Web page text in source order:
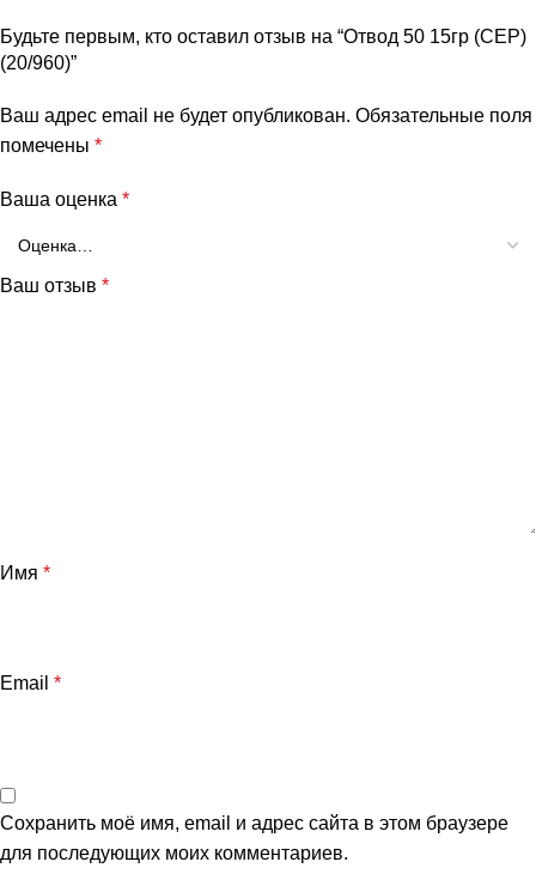
Будьте первым, кто оставил отзыв на “Отвод 50 15гр (СЕР)
(20/960)”
Ваш адрес email не будет опубликован. Обязательные поля
помечены *
Ваша оценка *
Ваш отзыв *
Имя *
Email *
Сохранить моё имя, email и адрес сайта в этом браузере
для последующих моих комментариев.